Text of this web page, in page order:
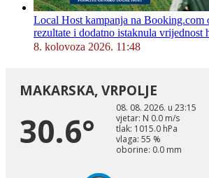
Local Host kampanja na Booking.com
rezultate i dodatno istaknula vrijednost
8. kolovoza 2026. 11:48